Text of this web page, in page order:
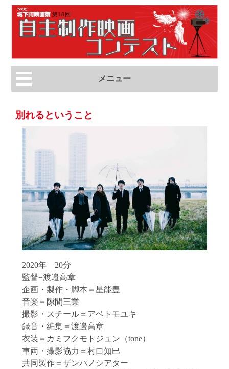
メニュー
別れるということ
2020年 20分
監督=渡邉高章
企画・製作・脚本＝星能豊
音楽＝隙間三業
撮影・スチール＝アベトモユキ
録音・編集＝渡邉高章
衣装＝カミフクモトジュン（tone）
車両・撮影協力＝村口知巳
共同製作＝ザンパノシアター